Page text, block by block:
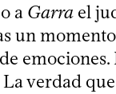
a Garra el
un
verdad